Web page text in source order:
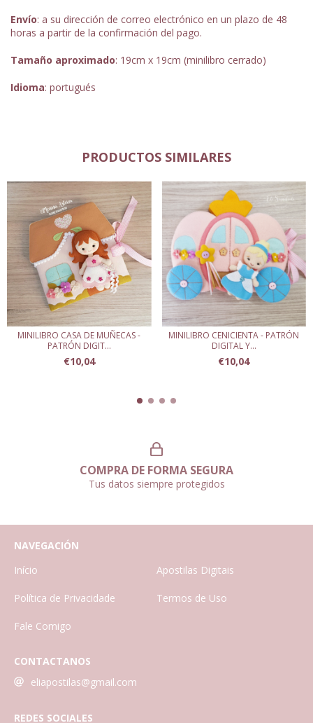
Envío: a su dirección de correo electrónico en un plazo de 48
horas a partir de la confirmación del pago.
Tamaño aproximado: 19cm x 19cm (minilibro cerrado)
Idioma: portugués
PRODUCTOS SIMILARES
MINILIBRO CASA DE MUÑECAS -
PATRÓN DIGIT...
€10,04
MINILIBRO CENICIENTA - PATRÓN
DIGITAL Y...
€10,04
COMPRA DE FORMA SEGURA
Tus datos siempre protegidos
NAVEGACIÓN
Início
Apostilas Digitais
Política de Privacidade Termos de Uso
Fale Comigo
CONTACTANOS
eliapostilas@gmail.com
REDES SOCIALES